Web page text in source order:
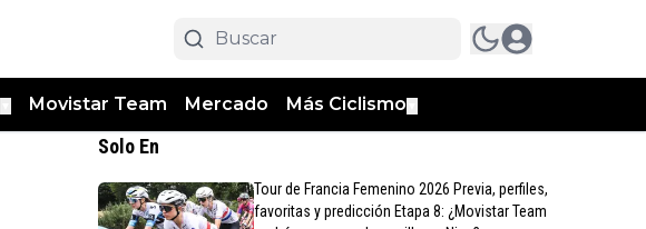
Movistar Team Mercado Más Ciclismo
Solo En
Tour de Francia Femenino 2026 Previa, perfiles,
favoritas y predicción Etapa 8: ¿Movistar Team